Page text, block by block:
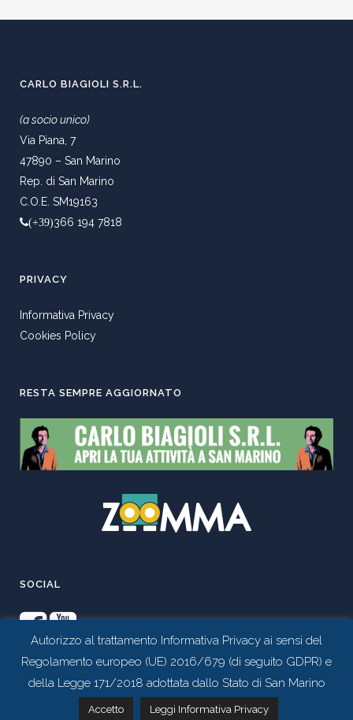
CARLO BIAGIOLI S.R.L.
(a socio unico)
Via Piana, 7
47890 – San Marino
Rep. di San Marino
C.O.E. SM19163
(+39)366 194 7818
PRIVACY
Informativa Privacy
Cookies Policy
RESTA SEMPRE AGGIORNATO
SOCIAL
Realizzato daStudio 99
Autorizzo al trattamento Informativa Privacy ai sensi del
Regolamento europeo (UE) 2016/679 (di seguito GDPR) e
della Legge 171/2018 adottata dallo Stato di San Marino
Accetto Leggi Informativa Privacy
Contattaci tramite whatsapp